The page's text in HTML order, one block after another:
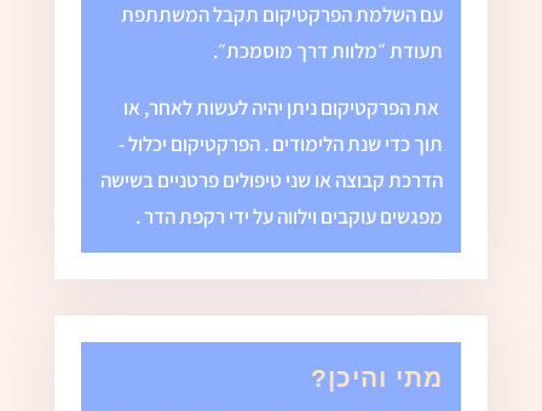
עם השלמת הפרקטיקום תקבל המשתתפת
תעודת ״מלוות דרך מוסמכת״.
את הפרקטיקום ניתן יהיה לעשות לאחר, או
תוך כדי שנת הלימודים . הפרקטיקום יכלול -
הדרכת קבוצה או שני טיפולים פרטניים בשישה
מפגשים עוקבים וילווה על ידי רקפת הדר .
מתי והיכן?